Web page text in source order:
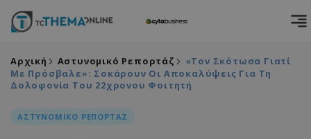
Αρχική Αστυνομικό Ρεπορτάζ
«Τον Σκότωσα Γιατί
Με Πρόσβαλε»: Σοκάρουν Οι Αποκαλύψεις Για Τη
Δολοφονία Του 22χρονου Φοιτητή
ΑΣΤΥΝΟΜΙΚΟ ΡΕΠΟΡΤΑΖ